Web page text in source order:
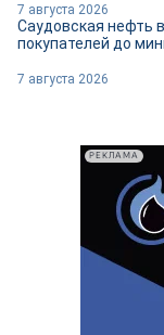
7 августа 2026
Саудовская нефть
покупателей до
7 августа 2026
РЕКЛАМА